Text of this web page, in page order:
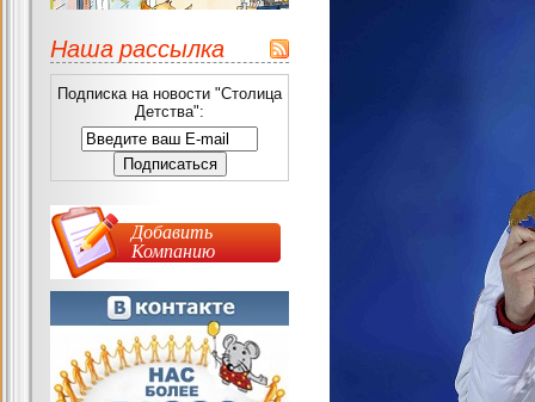
Наша рассылка
Подписка на новости "Столица
Детства":
Добавить
Компанию